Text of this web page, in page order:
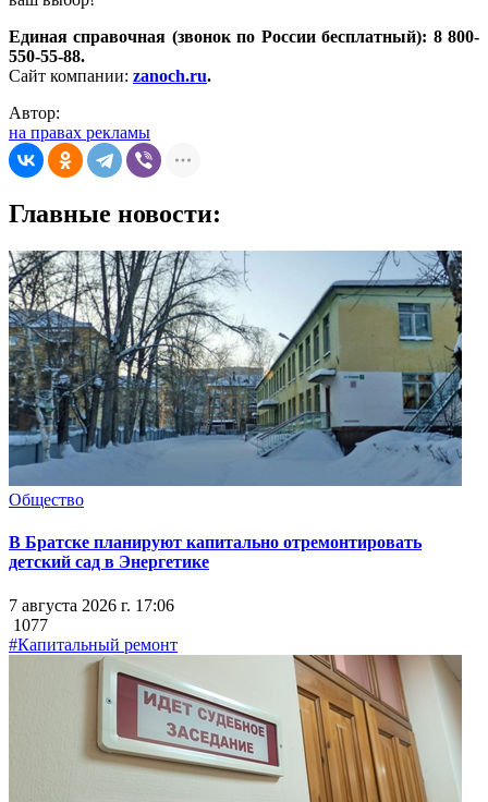
Единая справочная (звонок по России бесплатный): 8 800-
550-55-88.
Сайт компании: zanoch.ru.
Автор:
на правах рекламы
Главные новости:
Общество
В Братске планируют капитально отремонтировать
детский сад в Энергетике
7 августа 2026 г. 17:06
1077
#Капитальный ремонт